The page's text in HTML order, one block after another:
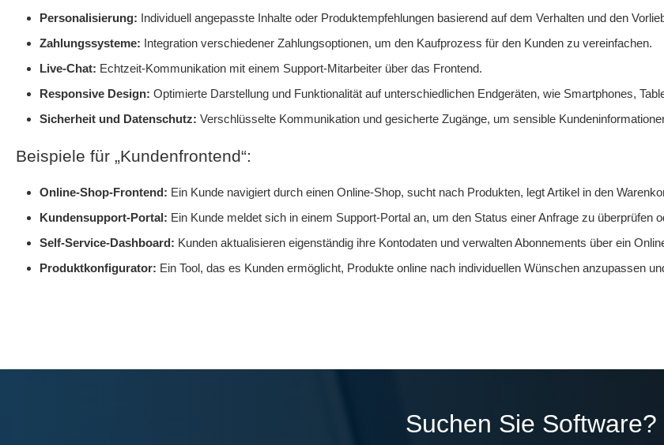
Personalisierung: Individuell angepasste Inhalte oder Produktempfehlungen basierend auf dem Verhalten und den
Zahlungssysteme: Integration verschiedener Zahlungsoptionen, um den Kaufprozess für den Kunden zu vereinfachen.
Live-Chat: Echtzeit-Kommunikation mit einem Support-Mitarbeiter über das Frontend.
Responsive Design: Optimierte Darstellung und Funktionalität auf unterschiedlichen Endgeräten, wie Smartphones,
Sicherheit und Datenschutz: Verschlüsselte Kommunikation und gesicherte Zugänge, um sensible
Beispiele für „Kundenfrontend“:
Online-Shop-Frontend: Ein Kunde navigiert durch einen Online-Shop, sucht nach Produkten, legt Artikel in den
Kundensupport-Portal: Ein Kunde meldet sich in einem Support-Portal an, um den Status einer Anfrage zu überprüfen
Self-Service-Dashboard: Kunden aktualisieren eigenständig ihre Kontodaten und verwalten Abonnements über ein
Produktkonfigurator: Ein Tool, das es Kunden ermöglicht, Produkte online nach individuellen Wünschen anzupassen
Suchen Sie Software?